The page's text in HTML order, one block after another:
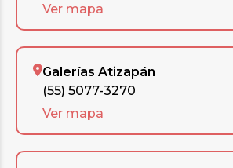
Ver mapa
Galerías Atizapán
(55) 5077-3270
Ver mapa